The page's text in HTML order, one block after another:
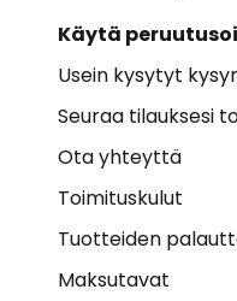
Käytä
Usein kysytyt
Seuraa tilauksesi
Ota yhteyttä
Toimituskulut
Tuotteiden
Maksutavat